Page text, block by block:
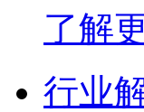
了解
行业